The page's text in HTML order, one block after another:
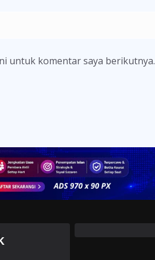
untuk komentar saya berikutnya.